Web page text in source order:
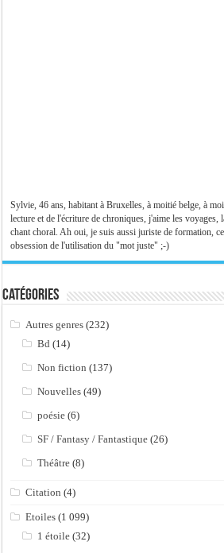
Sylvie, 46 ans, habitant à Bruxelles, à moitié belge, à
lecture et de l'écriture de chroniques, j'aime les voyages,
chant choral. Ah oui, je suis aussi juriste de formation,
obsession de l'utilisation du "mot juste" ;-)
Catégories
Autres genres (232)
Bd (14)
Non fiction (137)
Nouvelles (49)
poésie (6)
SF / Fantasy / Fantastique (26)
Théâtre (8)
Citation (4)
Etoiles (1 099)
1 étoile (32)